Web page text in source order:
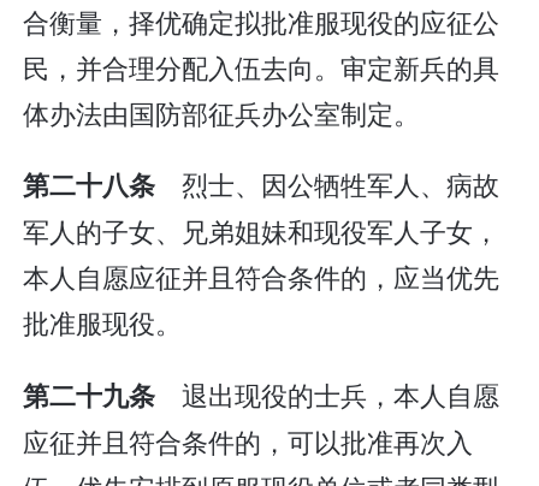
合衡量，择优确定拟批准服现役的应征公
民，并合理分配入伍去向。审定新兵的具
体办法由国防部征兵办公室制定。
第二十八条 烈士、因公牺牲军人、病故
军人的子女、兄弟姐妹和现役军人子女，
本人自愿应征并且符合条件的，应当优先
批准服现役。
第二十九条 退出现役的士兵，本人自愿
应征并且符合条件的，可以批准再次入